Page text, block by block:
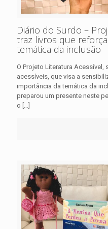
Diário do Surdo –
traz livros que
temática da inclusão
O Projeto Literatura Acessível,
acessíveis, que visa a
importância da temática da
preparou um presente neste
o […]